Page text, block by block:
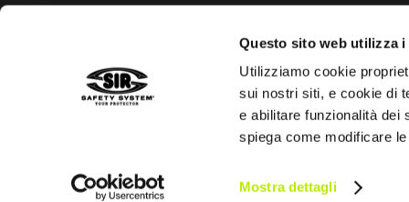
Questo sito web utilizza i
Utilizziamo cookie
sui nostri siti, e cookie di
e abilitare funzionalità dei
spiega come modificare
Mostra dettagli
Privacy policyCookies policy Trasparenza aiuti di